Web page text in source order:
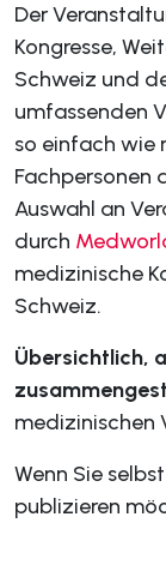
Der
Kongresse,
Schweiz und
umfassenden
so einfach wie
Fachpersonen
Auswahl an
durch
medizinische
Schweiz.
Übersichtlich,
medizinischen
Wenn Sie
publizieren